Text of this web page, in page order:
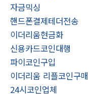
자금믹싱
핸드폰결제테더전송
이더리움현금화
신용카드코인대행
파이코인구입
이더리움 리플코인구매
24시코인업체